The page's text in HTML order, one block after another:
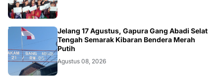
Jelang 17 Agustus, Gapura Gang Abadi Selat
Tengah Semarak Kibaran Bendera Merah
Putih
Agustus 08, 2026